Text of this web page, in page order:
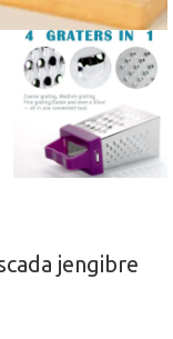
jengibre